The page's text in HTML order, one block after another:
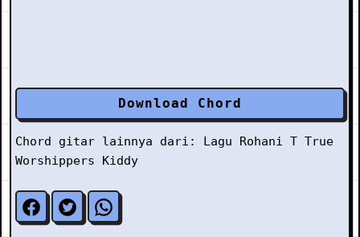
Download Chord
Chord gitar lainnya dari: Lagu Rohani T True
Worshippers Kiddy